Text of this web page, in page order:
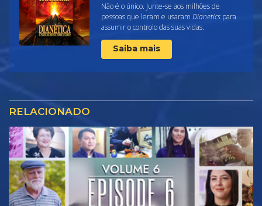
Não é o único. Junte‑se aos milhões de
pessoas que leram e usaram Dianetics para
assumir o controlo das suas vidas.
Saiba mais
RELACIONADO